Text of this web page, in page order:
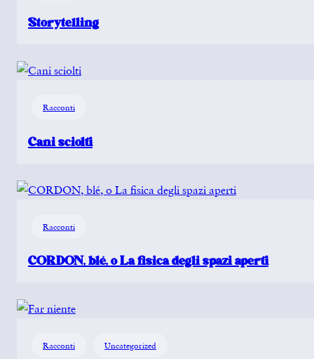
Storytelling
Racconti
Cani sciolti
Racconti
CORDON, blé, o La fisica degli spazi aperti
Racconti Uncategorized